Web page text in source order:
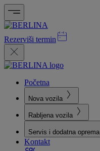
Rezerviši termin
Početna
Nova vozila
Rabljena vozila
Servis i dodatna oprema
Kontakt